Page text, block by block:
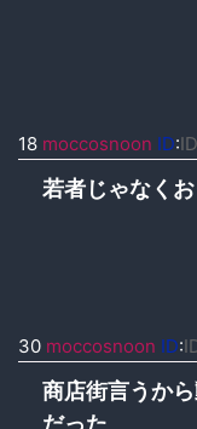
18 moccosnoon ID:
若者じゃなく
30 moccosnoon ID:
商店街言うか
だった